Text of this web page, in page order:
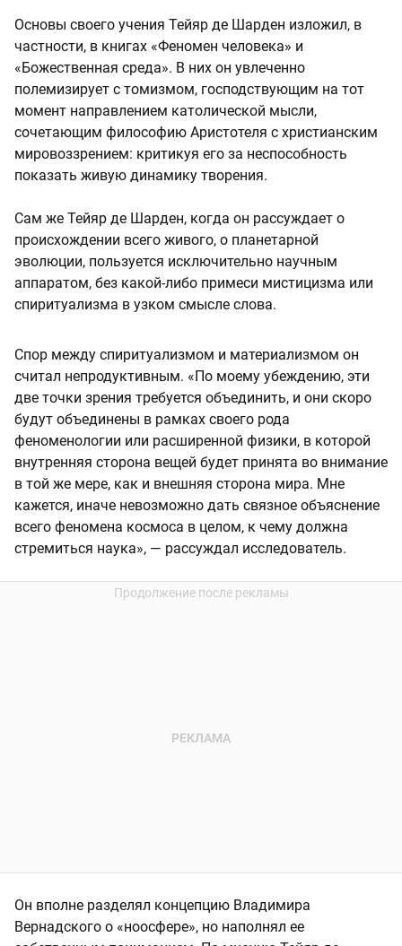
Основы своего учения Тейяр де Шарден изложил, в
частности, в книгах «Феномен человека» и
«Божественная среда». В них он увлеченно
полемизирует с томизмом, господствующим на тот
момент направлением католической мысли,
сочетающим философию Аристотеля с христианским
мировоззрением: критикуя его за неспособность
показать живую динамику творения.
Сам же Тейяр де Шарден, когда он рассуждает о
происхождении всего живого, о планетарной
эволюции, пользуется исключительно научным
аппаратом, без какой-либо примеси мистицизма или
спиритуализма в узком смысле слова.
Спор между спиритуализмом и материализмом он
считал непродуктивным. «По моему убеждению, эти
две точки зрения требуется объединить, и они скоро
будут объединены в рамках своего рода
феноменологии или расширенной физики, в которой
внутренняя сторона вещей будет принята во внимание
в той же мере, как и внешняя сторона мира. Мне
кажется, иначе невозможно дать связное объяснение
всего феномена космоса в целом, к чему должна
стремиться наука», — рассуждал исследователь.
Он вполне разделял концепцию Владимира
Вернадского о «ноосфере», но наполнял ее